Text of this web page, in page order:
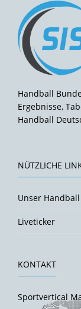
Handball
Ergebnisse,
Handball
NÜTZLICHE
Unser Handball
Liveticker
KONTAKT
Sportvertical